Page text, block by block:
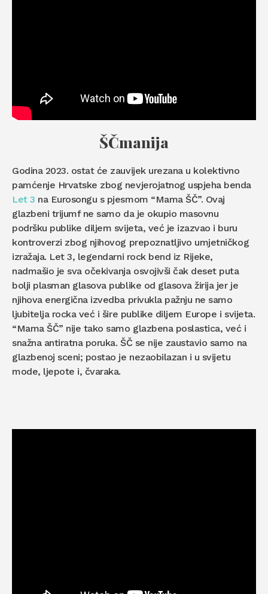
ŠČmanija
Godina 2023. ostat će zauvijek urezana u kolektivno
pamćenje Hrvatske zbog nevjerojatnog uspjeha benda
Let 3 na Eurosongu s pjesmom “Mama ŠČ”. Ovaj
glazbeni trijumf ne samo da je okupio masovnu
podršku publike diljem svijeta, već je izazvao i buru
kontroverzi zbog njihovog prepoznatljivo umjetničkog
izražaja. Let 3, legendarni rock bend iz Rijeke,
nadmašio je sva očekivanja osvojivši čak deset puta
bolji plasman glasova publike od glasova žirija jer je
njihova energična izvedba privukla pažnju ne samo
ljubitelja rocka već i šire publike diljem Europe i svijeta.
“Mama ŠČ” nije tako samo glazbena poslastica, već i
snažna antiratna poruka. ŠČ se nije zaustavio samo na
glazbenoj sceni; postao je nezaobilazan i u svijetu
mode, ljepote i, čvaraka.